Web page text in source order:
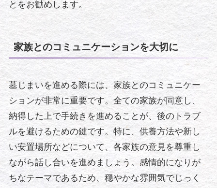
とをお勧めします。
家族とのコミュニケーションを大切に
墓じまいを進める際には、家族とのコミュニケー
ションが非常に重要です。全ての家族が同意し、
納得した上で手続きを進めることが、後のトラブ
ルを避けるための鍵です。特に、供養方法や新し
い安置場所などについて、各家族の意見を尊重し
ながら話し合いを進めましょう。感情的になりが
ちなテーマであるため、穏やかな雰囲気でじっく